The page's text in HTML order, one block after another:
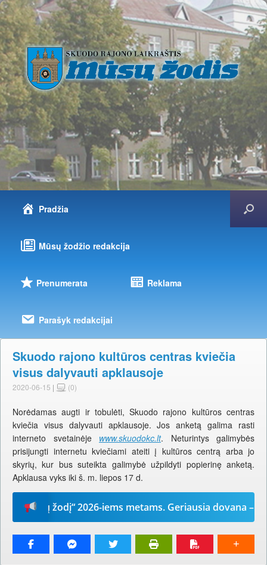
Pradžia
Mūsų žodžio redakcija
Prenumerata Reklama
Parašyk redakcijai
Skuodo rajono kultūros centras kviečia
visus dalyvauti apklausoje
2020-06-15 | (0)
Norėdamas augti ir tobulėti, Skuodo rajono kultūros centras
kviečia visus dalyvauti apklausoje. Jos anketą galima rasti
interneto svetainėje www.skuodokc.lt. Neturintys galimybės
prisijungti internetu kviečiami ateiti į kultūros centrą arba jo
skyrių, kur bus suteikta galimybė užpildyti popierinę anketą.
Apklausa vyks iki š. m. liepos 17 d.
žodį“ 2026-iems metams. Geriausia dovana –